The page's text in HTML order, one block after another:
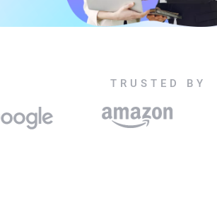
TRUSTED BY